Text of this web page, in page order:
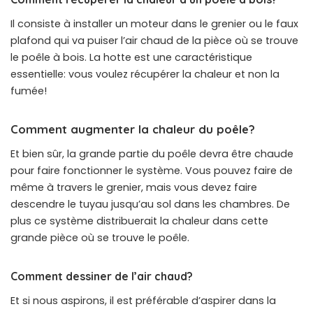
Il consiste à installer un moteur dans le grenier ou le faux
plafond qui va puiser l’air chaud de la pièce où se trouve
le poêle à bois. La hotte est une caractéristique
essentielle: vous voulez récupérer la chaleur et non la
fumée!
Comment augmenter la chaleur du poêle?
Et bien sûr, la grande partie du poêle devra être chaude
pour faire fonctionner le système. Vous pouvez faire de
même à travers le grenier, mais vous devez faire
descendre le tuyau jusqu’au sol dans les chambres. De
plus ce système distribuerait la chaleur dans cette
grande pièce où se trouve le poêle.
Comment dessiner de l’air chaud?
Et si nous aspirons, il est préférable d’aspirer dans la